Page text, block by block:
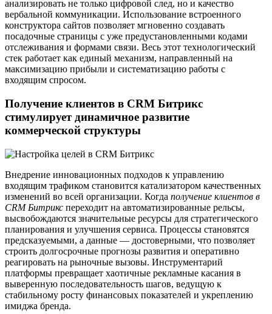
анализировать не только цифровой след, но и качество
вербальной коммуникации. Использование встроенного
конструктора сайтов позволяет мгновенно создавать
посадочные страницы с уже предустановленными кодами
отслеживания и формами связи. Весь этот технологический
стек работает как единый механизм, направленный на
максимизацию прибыли и систематизацию работы с
входящим спросом.
Получение клиентов в CRM Битрикс
стимулирует динамичное развитие
коммерческой структуры
Внедрение инновационных подходов к управлению
входящим трафиком становится катализатором качественных
изменений во всей организации. Когда получение клиентов в
CRM Битрикс переходит на автоматизированные рельсы,
высвобождаются значительные ресурсы для стратегического
планирования и улучшения сервиса. Процессы становятся
предсказуемыми, а данные — достоверными, что позволяет
строить долгосрочные прогнозы развития и оперативно
реагировать на рыночные вызовы. Инструментарий
платформы превращает хаотичные рекламные касания в
выверенную последовательность шагов, ведущую к
стабильному росту финансовых показателей и укреплению
имиджа бренда.